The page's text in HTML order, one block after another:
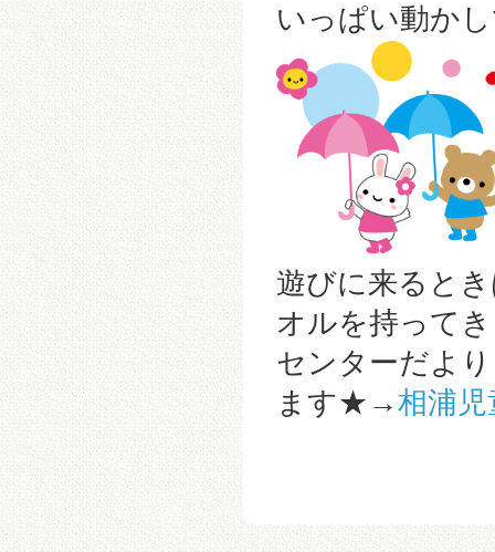
いっぱい動か
遊びに来ると
オルを持って
センターだよ
ます★→相浦